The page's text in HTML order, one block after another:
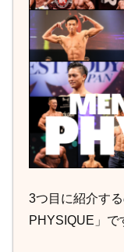
3つ目に紹介す
PHYSIQUE」で